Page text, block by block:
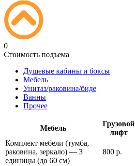
0
Стоимость подъема
Душевые кабины и боксы
Мебель
Унитаз/раковина/биде
Ванны
Прочее
Мебель
Грузовой
лифт
Комплект мебели (тумба,
раковина, зеркало) — 3
единицы (до 60 см)
800 р.